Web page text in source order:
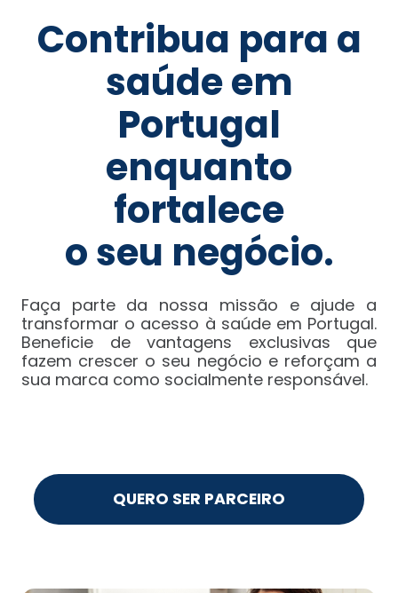
Contribua para a
saúde em
Portugal
enquanto
fortalece
o seu negócio.
Faça parte da nossa missão e ajude a
transformar o acesso à saúde em Portugal.
Beneficie de vantagens exclusivas que
fazem crescer o seu negócio e reforçam a
sua marca como socialmente responsável.
QUERO SER PARCEIRO